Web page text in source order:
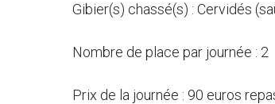
Gibier(s) chassé(s) : Cervidés
Nombre de place par journée : 2
Prix de la journée : 90 euros